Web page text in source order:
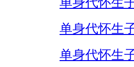
单身代怀生
单身代怀生